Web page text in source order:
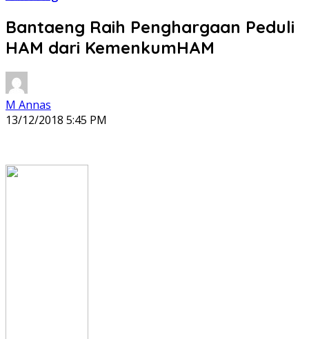
Bantaeng Raih Penghargaan Peduli
HAM dari KemenkumHAM
M Annas
13/12/2018 5:45 PM